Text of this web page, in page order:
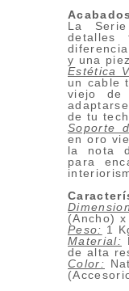
La
detalles
y una
Estética
un cable
viejo de
de tu
Soporte
en oro
la nota
para
(Ancho)
Peso: 1
Material:
de alta
Color: